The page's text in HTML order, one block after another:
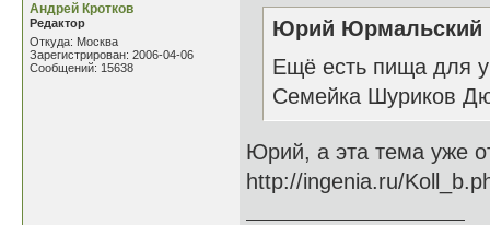
Андрей Кротков
Редактор
Откуда: Москва
Зарегистрирован: 2006-04-06
Сообщений: 15638
Юрий Юрмальский
Ещё есть пища для
Семейка Шуриков
Юрий, а эта тема уже
http://ingenia.ru/